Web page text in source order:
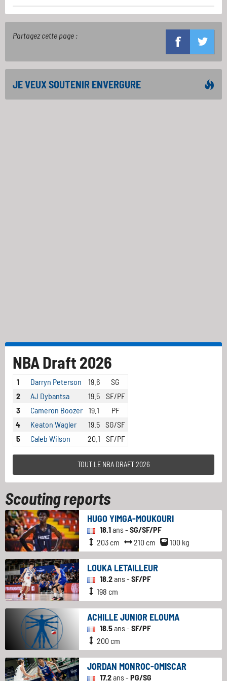
Partagez cette page :
JE VEUX SOUTENIR ENVERGURE
NBA Draft 2026
1 Darryn Peterson 19.6
SG
2
AJ Dybantsa 19.5
SF/PF
3
Cameron Boozer 19.1
PF
4
Keaton Wagler 19.5 SG/SF
5
Caleb Wilson 20.1 SF/PF
TOUT LE NBA DRAFT 2026
Scouting reports
HUGO YIMGA-MOUKOURI
18.1ans - SG/SF/PF
203 cm
210 cm 100 kg
LOUKA LETAILLEUR
18.2ans - SF/PF
198 cm
ACHILLE JUNIOR ELOUMA
18.5ans - SF/PF
200 cm
JORDAN MONROC-OMISCAR
17.2ans - PG/SG